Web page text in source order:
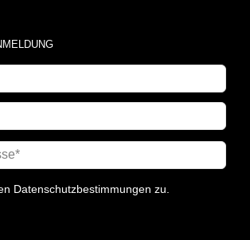
Datenschutzbestimmungen zu.